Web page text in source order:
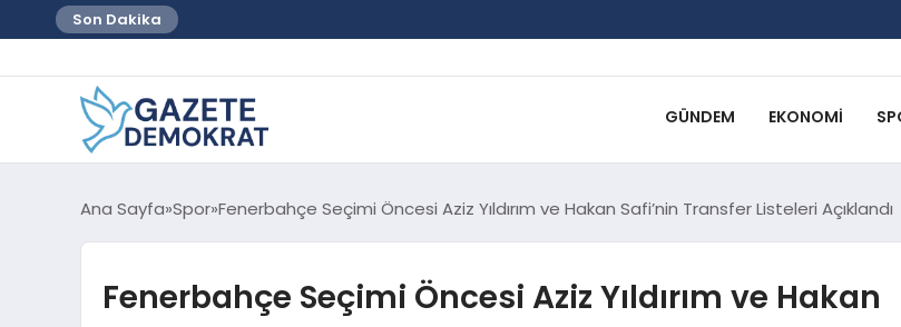
Son Dakika
GÜNDEM EKONOMI
Ana Sayfa Spor Fenerbahçe Seçimi Öncesi Aziz Yıldırım ve Hakan Safi’nin Transfer Listeleri Açıklandı
Fenerbahçe Seçimi Öncesi Aziz Yıldırım ve Hakan